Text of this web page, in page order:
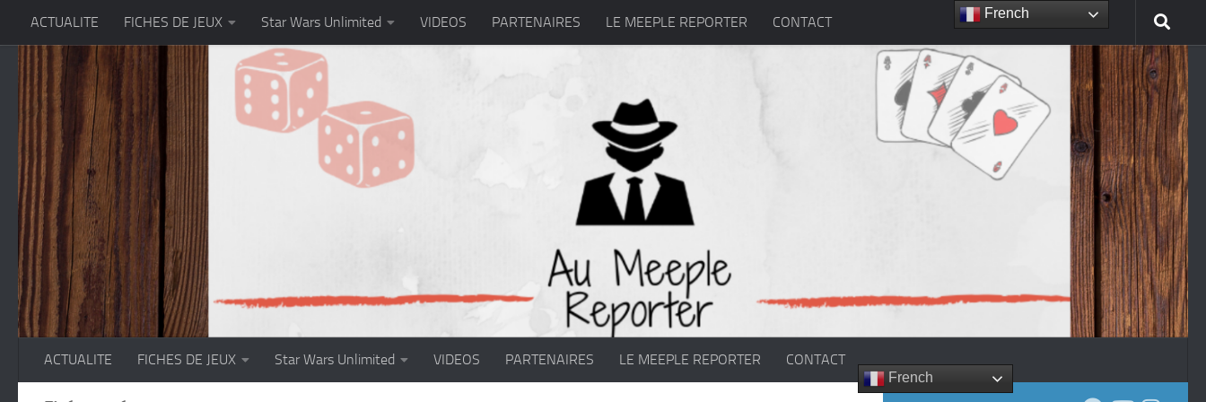
Skip to content
ACTUALITE FICHES DE JEUX Star Wars Unlimited VIDEOS PARTENAIRES LE MEEPLE REPORTER CONTACT
ACTUALITE FICHES DE JEUX Star Wars Unlimited VIDEOS PARTENAIRES LE MEEPLE REPORTER CONTACT
French
French